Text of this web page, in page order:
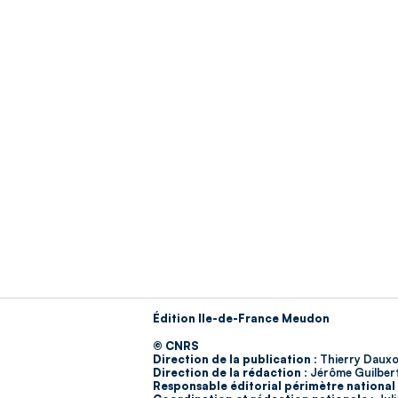
Édition Ile-de-France Meudon
© CNRS
Direction de la publication : Thierry
Direction de la rédaction : Jérôme
Responsable éditorial périmètre national